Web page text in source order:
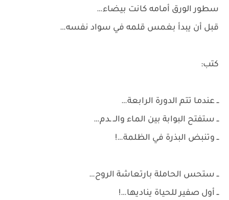
سطور الورق أمامه كانت بيضاء…
قبل أن يبدأ بغمس قلمه في سواد نفسه…
كتب:
ــ عندما تتم الدورة الرابعة…
ــ ستفتح البوابة بين الماء والــ ـدم…
ــ وتنبض البذرة في الظلمة…!
ــ ستحس الحاملة بارتعاشة الروح…
ــ أول صفير للحياة يناديها…!